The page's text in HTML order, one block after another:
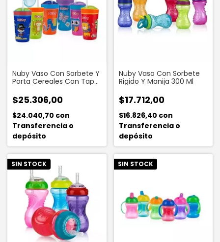
Nuby Vaso Con Sorbete Y
Porta Cereales Con Tapa
$25.306,00
$24.040,70 con
Transferencia o
depósito
Nuby Vaso Con Sorbete
Rigido Y Manija 300 Ml
$17.712,00
$16.826,40 con
Transferencia o
depósito
SIN STOCK SIN STOCK